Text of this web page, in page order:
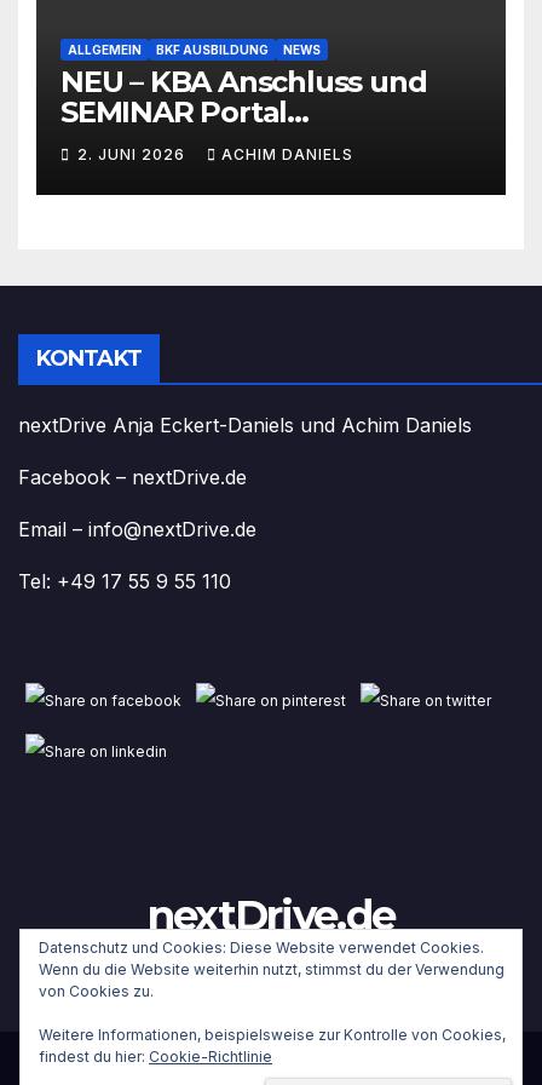
ALLGEMEIN BKF AUSBILDUNG NEWS
NEU – KBA Anschluss und
SEMINAR Portal
AKTIONSPREISE!!! Bis zu 50%
RABATT
2. JUNI 2026 ACHIM DANIELS
KONTAKT
nextDrive Anja Eckert-Daniels und Achim Daniels
Facebook – nextDrive.de
Email – info@nextDrive.de
Tel: +49 17 55 9 55 110
nextDrive.de
Stolz präsentiert von WordPress|Theme:Newsupvon
Datenschutz und Cookies: Diese Website verwendet Cookies.
Wenn du die Website weiterhin nutzt, stimmst du der Verwendung
von Cookies zu.
Weitere Informationen, beispielsweise zur Kontrolle von Cookies,
findest du hier: Cookie-Richtlinie